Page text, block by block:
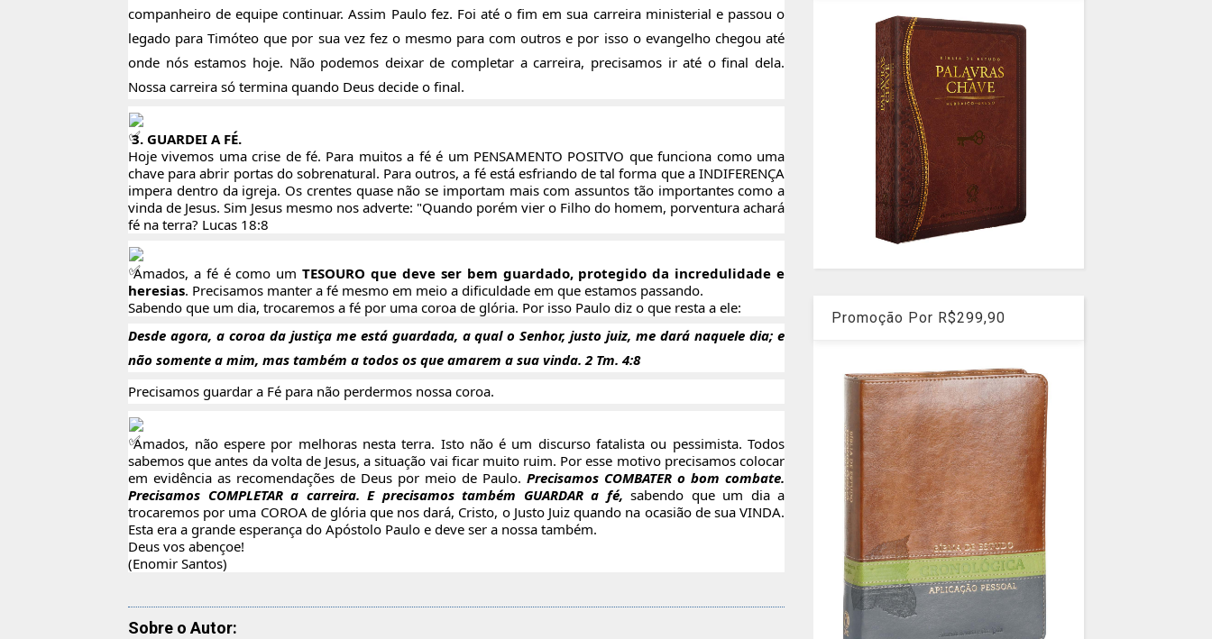
companheiro de equipe continuar. Assim Paulo fez. Foi até o fim em sua carreira ministerial e passou o
legado para Timóteo que por sua vez fez o mesmo para com outros e por isso o evangelho chegou até
onde nós estamos hoje. Não podemos deixar de completar a carreira, precisamos ir até o final dela.
Nossa carreira só termina quando Deus decide o final.
3. GUARDEI A FÉ.
Hoje vivemos uma crise de fé. Para muitos a fé é um PENSAMENTO POSITVO que funciona como uma
chave para abrir portas do sobrenatural. Para outros, a fé está esfriando de tal forma que a INDIFERENÇA
impera dentro da igreja. Os crentes quase não se importam mais com assuntos tão importantes como a
vinda de Jesus. Sim Jesus mesmo nos adverte: "Quando porém vier o Filho do homem, porventura achará
fé na terra? Lucas 18:8
Amados, a fé é como umTESOURO que deve ser bem guardado, protegido da incredulidade e
heresias. Precisamos manter a fé mesmo em meio a dificuldade em que estamos passando.
Sabendo que um dia, trocaremos a fé por uma coroa de glória. Por isso Paulo diz o que resta a ele:
Desde agora, a coroa da justiça me está guardada, a qual o Senhor, justo juiz, me dará naquele dia; e
não somente a mim, mas também a todos os que amarem a sua vinda. 2 Tm. 4:8
Precisamos guardar a Fé para não perdermos nossa coroa.
Amados, não espere por melhoras nesta terra. Isto não é um discurso fatalista ou pessimista. Todos
sabemos que antes da volta de Jesus, a situação vai ficar muito ruim. Por esse motivo precisamos colocar
em evidência as recomendações de Deus por meio de Paulo. Precisamos COMBATER o bom combate.
Precisamos COMPLETAR a carreira. E precisamos também GUARDAR a fé, sabendo que um dia a
trocaremos por uma COROA de glória que nos dará, Cristo, o Justo Juiz quando na ocasião de sua VINDA.
Esta era a grande esperança do Apóstolo Paulo e deve ser a nossa também.
Deus vos abençoe!
(Enomir Santos)
Sobre o Autor:
Promoção Por R$299,90